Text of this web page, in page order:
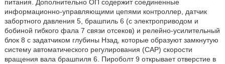
питания. Дополнительно ОП содержит соединенные
информационно-управляющими цепями контроллер, датчик
забортного давления 5, брашпиль 6 (с электроприводом и
бобиной гибкого фала 7 связи отсеков) и релейно-усилительный
блок 8 с задатчиком глубины Нзад, которые образуют замкнутую
систему автоматического регулирования (САР) скорости
вращения вала брашпиля 6. Пироболт 9 открывает отверстие в